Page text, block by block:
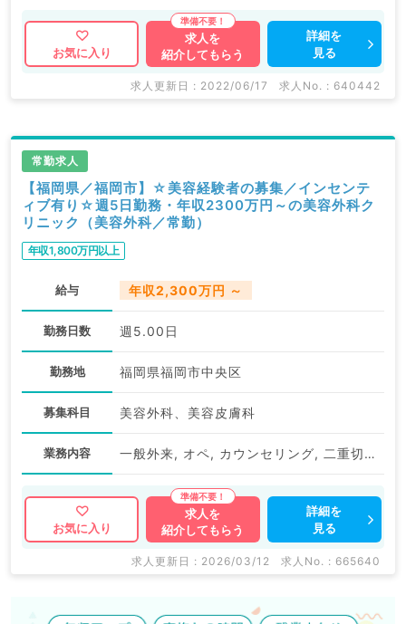
お気に入り
求人を
紹介してもらう
詳細を
見る
求人更新日 : 2022/06/17 求人No. : 640442
常勤求人
【福岡県／福岡市】☆美容経験者の募集／インセンテ
ィブ有り☆週5日勤務・年収2300万円～の美容外科ク
リニック（美容外科／常勤）
年収1,800万円以上
給与 年収2,300万円 ～
勤務日数 週5.00日
勤務地 福岡県福岡市中央区
募集科目 美容外科、美容皮膚科
業務内容 一般外来, オペ, カウンセリング, 二重切開, レーザー治療
お気に入り
求人を
紹介してもらう
詳細を
見る
求人更新日 : 2026/03/12 求人No. : 665640